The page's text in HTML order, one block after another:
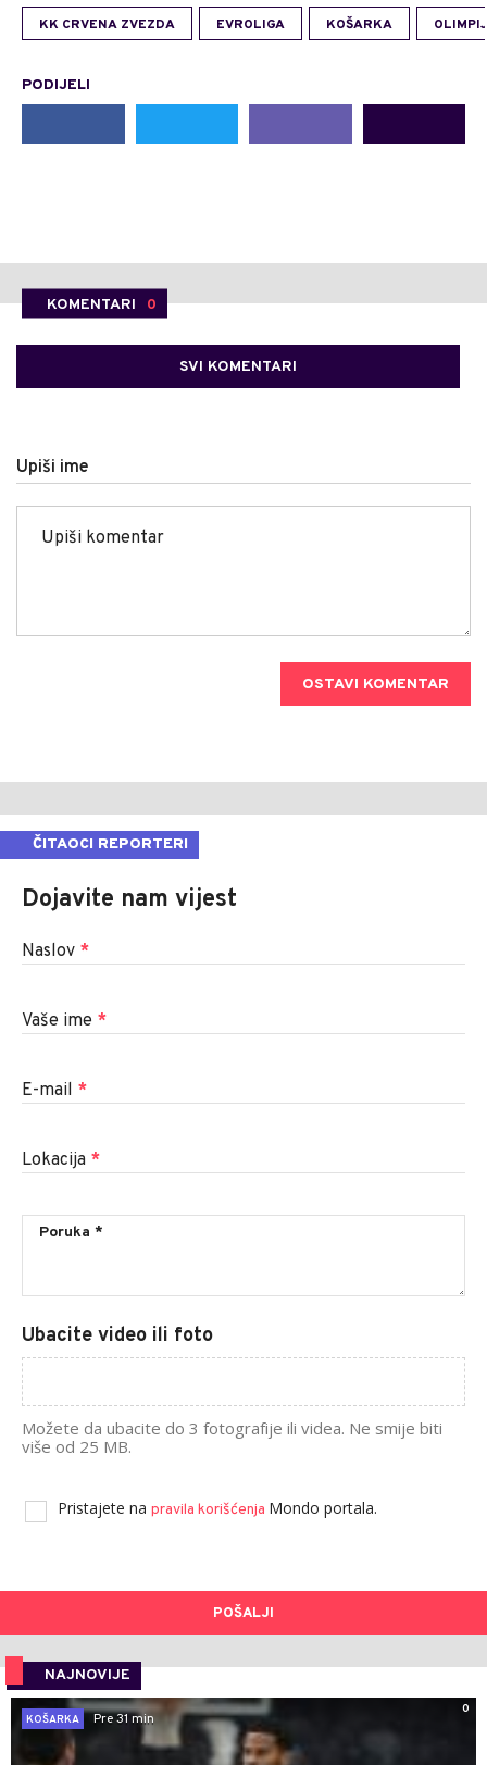
KK CRVENA ZVEZDA EVROLIGA KOŠARKA
PODIJELI
KOMENTARI 0
SVI KOMENTARI
Upiši ime
OSTAVI KOMENTAR
ČITAOCI REPORTERI
Dojavite nam vijest
Naslov *
Vaše ime *
E-mail *
Lokacija *
Ubacite video ili foto
Možete da ubacite do 3 fotografije ili videa. Ne smije biti
više od 25 MB.
Pristajete na pravila korišćenja Mondo portala.
POŠALJI
NAJNOVIJE
0
KOŠARKA
Pre 31 min